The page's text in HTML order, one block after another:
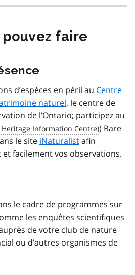
pouvez faire
d’espèces en péril au Centre
naturel, le centre de
de l’Ontario; participez au
) Rare
le site iNaturalistafin
et facilement vos observations.
le cadre de programmes sur
les enquêtes scientifiques
de votre club de nature
ou d’autres organismes de